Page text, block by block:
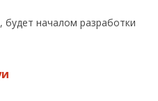
началом разработки